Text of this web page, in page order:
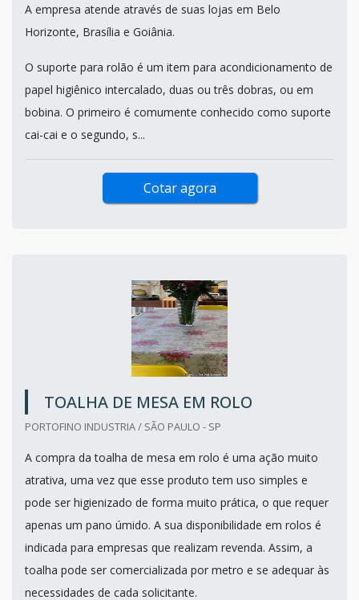
A empresa atende através de suas lojas em Belo
Horizonte, Brasília e Goiânia.
O suporte para rolão é um item para acondicionamento de
papel higiênico intercalado, duas ou três dobras, ou em
bobina. O primeiro é comumente conhecido como suporte
cai-cai e o segundo, s...
Cotar agora
TOALHA DE MESA EM ROLO
PORTOFINO INDUSTRIA / SÃO PAULO - SP
A compra da toalha de mesa em rolo é uma ação muito
atrativa, uma vez que esse produto tem uso simples e
pode ser higienizado de forma muito prática, o que requer
apenas um pano úmido. A sua disponibilidade em rolos é
indicada para empresas que realizam revenda. Assim, a
toalha pode ser comercializada por metro e se adequar às
necessidades de cada solicitante.